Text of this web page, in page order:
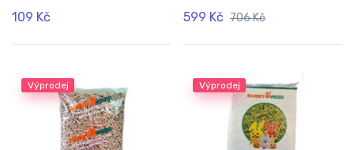
109 Kč 599 Kč 706 Kč
Výprodej Výprodej